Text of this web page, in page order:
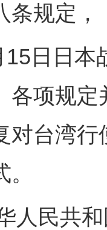
条规定
日日本
各项规
对台湾
民共和